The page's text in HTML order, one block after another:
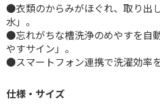
●衣類のからみがほぐれ、取り出
水」。
●忘れがちな槽洗浄のめやすを自
やすサイン」。
●スマートフォン連携で洗濯効率
仕様・サイズ